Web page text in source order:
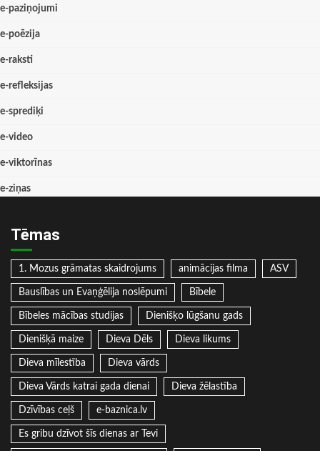
e-paziņojumi
e-poēzija
e-raksti
e-refleksijas
e-sprediķi
e-video
e-viktorīnas
e-ziņas
Tēmas
1. Mozus grāmatas skaidrojums animācijas filma ASV
Bauslības un Evaņģēlija noslēpumi Bībele
Bībeles mācības studijas Dienišķo lūgšanu gads
Dienišķā maize Dieva Dēls Dieva likums
Dieva mīlestība Dieva vārds
Dieva Vārds katrai gada dienai Dieva žēlastība
Dzīvības ceļš e-baznica.lv
Es gribu dzīvot šīs dienas ar Tevi